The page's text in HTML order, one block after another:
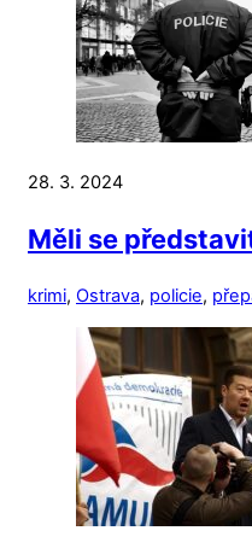
28. 3. 2024
Měli se
krimi, Ostrava, policie,